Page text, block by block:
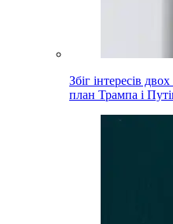
Збіг інтересів
план Трампа і